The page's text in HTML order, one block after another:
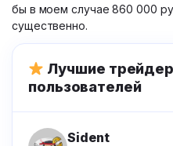
бы в моем случае 860 000
существенно.
Лучшие
пользователей
Sident